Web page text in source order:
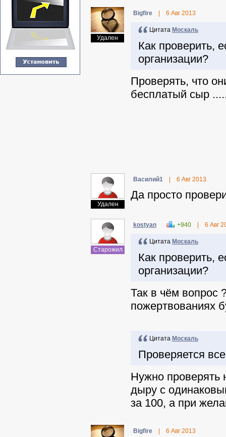
Удален
Віgfire 6 Авг 2013
Цитата Москаль
Как проверить,
организации?
Проверять, что
бесплатый сыр
Удален
Василий1 6 Авг 2013
Да просто
Старожил
kostyan +940 6 Авг
Цитата Москаль
Как проверить,
организации?
Так в чём вопрос
пожертвованиях
Цитата Москаль
Проверяется
Нужно проверять
дыру с
за 100, а при
Віgfire 6 Авг 2013